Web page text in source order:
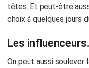
têtes. Et peut-être
choix à quelques jours
Les
On peut aussi soulever